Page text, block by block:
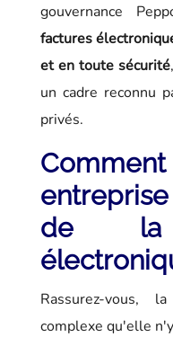
gouvernance
factures
et en toute sécurité
un cadre reconnu
privés.
de la
Rassurez-
complexe qu'elle